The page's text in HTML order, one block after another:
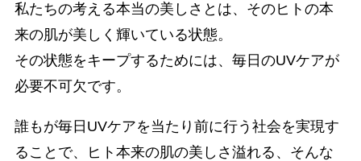
私たちの考える本当の美しさとは、そのヒトの本
来の肌が美しく輝いている状態。
その状態をキープするためには、毎日のUVケアが
必要不可欠です。
誰もが毎日UVケアを当たり前に行う社会を実現す
ることで、ヒト本来の肌の美しさ溢れる、そんな